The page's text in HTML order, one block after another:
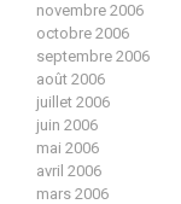
novembre 2006
octobre 2006
septembre 2006
août 2006
juillet 2006
juin 2006
mai 2006
avril 2006
mars 2006